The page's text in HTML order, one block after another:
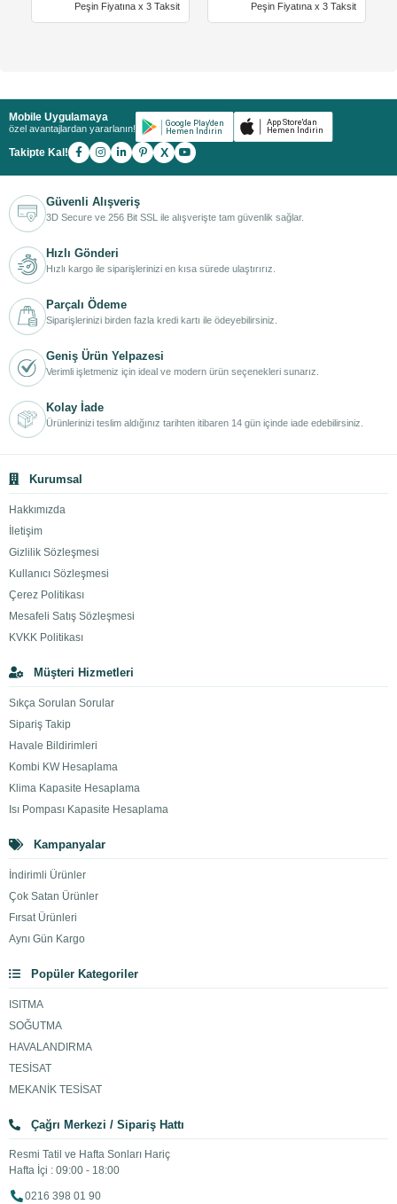
Peşin Fiyatına x 3 Taksit Peşin Fiyatına x 3 Taksit
Mobile Uygulamaya
özel avantajlardan yararlanın!
Takipte Kal! X
Güvenli Alışveriş
3D Secure ve 256 Bit SSL ile alışverişte tam güvenlik sağlar.
Hızlı Gönderi
Hızlı kargo ile siparişlerinizi en kısa sürede ulaştırırız.
Parçalı Ödeme
Siparişlerinizi birden fazla kredi kartı ile ödeyebilirsiniz.
Geniş Ürün Yelpazesi
Verimli işletmeniz için ideal ve modern ürün seçenekleri sunarız.
Kolay İade
Ürünlerinizi teslim aldığınız tarihten itibaren 14 gün içinde iade edebilirsiniz.
Kurumsal
Hakkımızda
İletişim
Gizlilik Sözleşmesi
Kullanıcı Sözleşmesi
Çerez Politikası
Mesafeli Satış Sözleşmesi
KVKK Politikası
Müşteri Hizmetleri
Sıkça Sorulan Sorular
Sipariş Takip
Havale Bildirimleri
Kombi KW Hesaplama
Klima Kapasite Hesaplama
Isı Pompası Kapasite Hesaplama
Kampanyalar
İndirimli Ürünler
Çok Satan Ürünler
Fırsat Ürünleri
Aynı Gün Kargo
Popüler Kategoriler
ISITMA
SOĞUTMA
HAVALANDIRMA
TESİSAT
MEKANİK TESİSAT
Çağrı Merkezi / Sipariş Hattı
Resmi Tatil ve Hafta Sonları Hariç
Hafta İçi : 09:00 - 18:00
0216 398 01 90